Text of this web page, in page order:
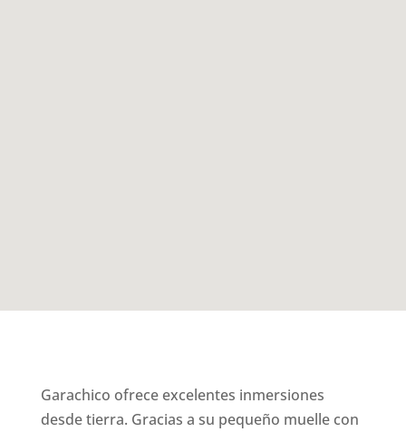
Garachico ofrece excelentes inmersiones
desde tierra. Gracias a su pequeño muelle con